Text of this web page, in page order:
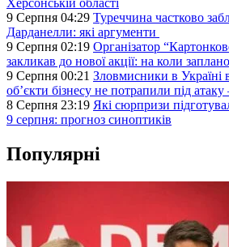
9 Серпня 04:29 Туреччина частково
Дарданелли: які аргументи
9 Серпня 02:19 Організатор
закликав до нової акції: на коли
9 Серпня 00:21 Зловмисники в
об’єкти бізнесу не потрапили під
8 Серпня 23:19 Які сюрпризи
9 серпня: прогноз синоптиків
Популярні